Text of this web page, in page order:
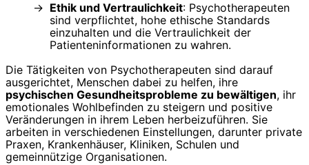
Ethik und Vertraulichkeit: Psychotherapeuten
sind verpflichtet, hohe ethische Standards
einzuhalten und die Vertraulichkeit der
Patienteninformationen zu wahren.
Die Tätigkeiten von Psychotherapeuten sind darauf
ausgerichtet, Menschen dabei zu helfen, ihre
psychischen Gesundheitsprobleme zu bewältigen, ihr
emotionales Wohlbefinden zu steigern und positive
Veränderungen in ihrem Leben herbeizuführen. Sie
arbeiten in verschiedenen Einstellungen, darunter private
Praxen, Krankenhäuser, Kliniken, Schulen und
gemeinnützige Organisationen.